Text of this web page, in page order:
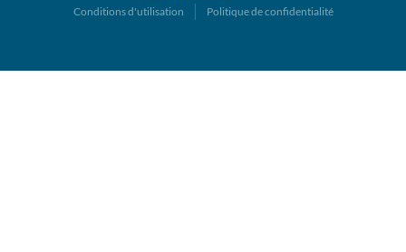
Conditions d'utilisation Politique de confidentialité